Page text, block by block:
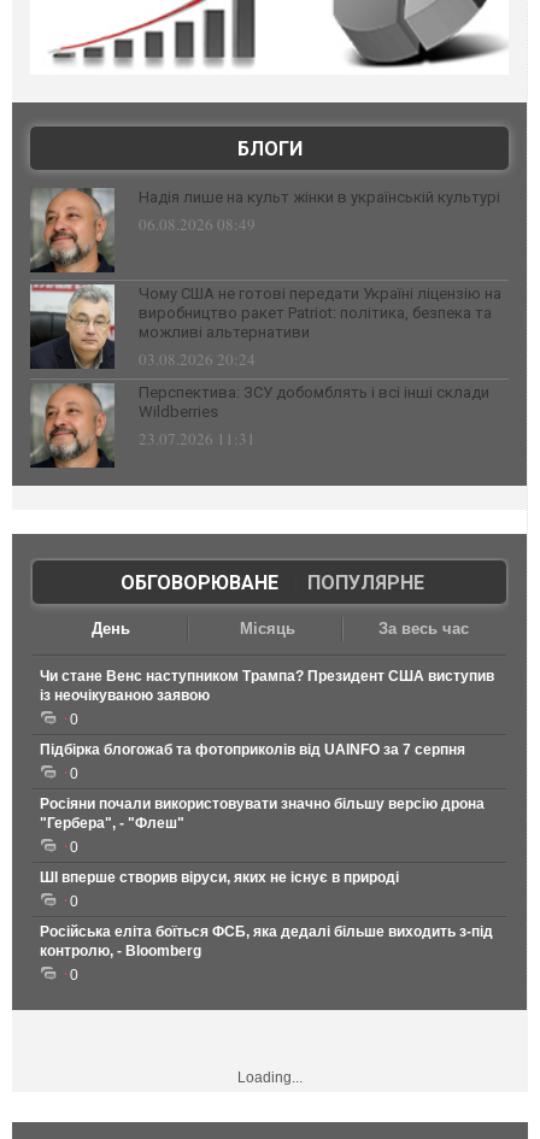
БЛОГИ
Надія лише на культ жінки в українській культурі
06.08.2026 08:49
Чому США не готові передати Україні ліцензію на
виробництво ракет Patriot: політика, безпека та
можливі альтернативи
03.08.2026 20:24
Перспектива: ЗСУ добомблять і всі інші склади
Wildberries
23.07.2026 11:31
ОБГОВОРЮВАНЕ| ПОПУЛЯРНЕ
День Місяць За весь час
Чи стане Венс наступником Трампа? Президент США виступив
із неочікуваною заявою
0
Підбірка блогожаб та фотоприколів від UAINFO за 7 серпня
0
Росіяни почали використовувати значно більшу версію дрона
"Гербера", - "Флеш"
0
ШІ вперше створив віруси, яких не існує в природі
0
Російська еліта боїться ФСБ, яка дедалі більше виходить з-під
контролю, - Bloomberg
0
Loading...